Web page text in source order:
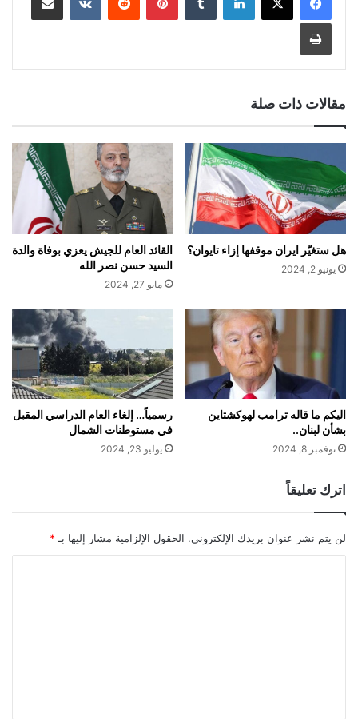
مقالات ذات صلة
هل ستغيّر ايران موقفها إزاء تايوان؟
يونيو 2, 2024
القائد العام للجيش يعزي بوفاة والدة
السيد حسن نصر الله
مايو 27, 2024
اليكم ما قاله ترامب لهوكشتاين
بشأن لبنان..
نوفمبر 8, 2024
رسمياً… إلغاء العام الدراسي المقبل
في مستوطنات الشمال
يوليو 23, 2024
اترك تعليقاً
لن يتم نشر عنوان بريدك الإلكتروني. الحقول الإلزامية مشار إليها بـ *